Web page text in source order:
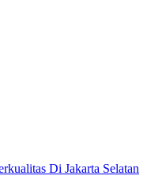
Di Jakarta Selatan